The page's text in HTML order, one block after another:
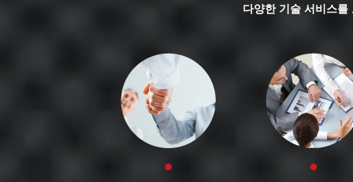
다양한 기술 서비스